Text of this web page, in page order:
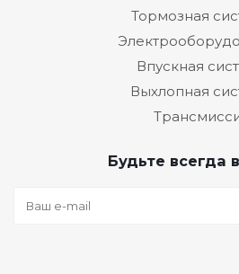
Тормозная
Впускная
Выхлопная
Будьте всегда